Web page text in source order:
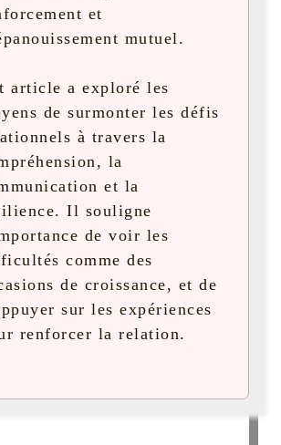
et
mutuel.
article a exploré les
de surmonter les défis
à travers la
la
et la
Il souligne
de voir les
comme des
de croissance, et de
sur les expériences
renforcer la relation.